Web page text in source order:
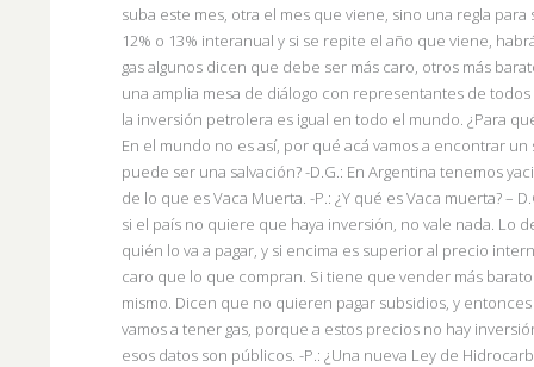
suba este mes, otra el mes que viene, sino una regla
12% o 13% interanual y si se repite el año que viene,
gas algunos dicen que debe ser más caro, otros más
una amplia mesa de diálogo con representantes de todos
la inversión petrolera es igual en todo el mundo. ¿Para
En el mundo no es así, por qué acá vamos a encontrar
puede ser una salvación? -D.G.: En Argentina tenemos
de lo que es Vaca Muerta. -P.: ¿Y qué es Vaca muerta?
si el país no quiere que haya inversión, no vale nada. Lo
quién lo va a pagar, y si encima es superior al precio
caro que lo que compran. Si tiene que vender más
mismo. Dicen que no quieren pagar subsidios, y
vamos a tener gas, porque a estos precios no hay
esos datos son públicos. -P.: ¿Una nueva Ley de